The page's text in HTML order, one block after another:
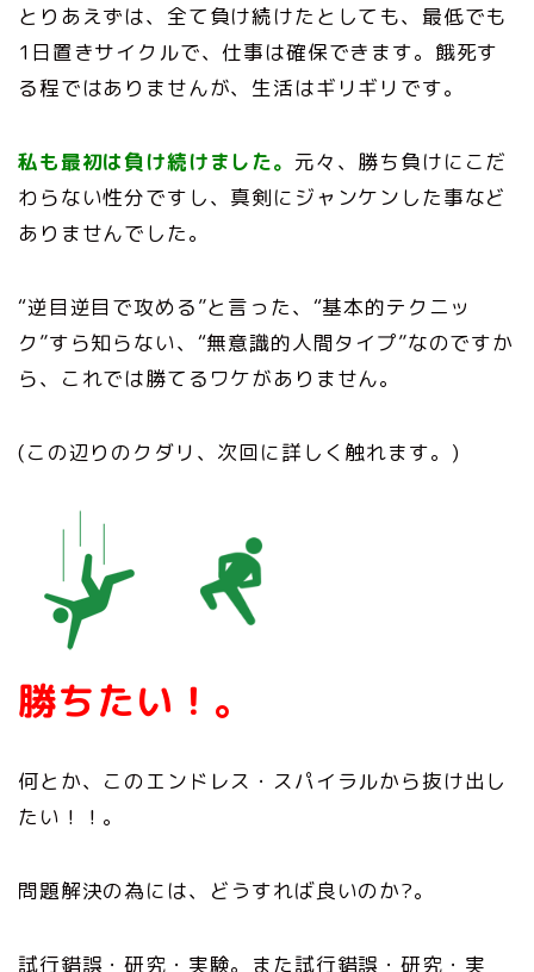
とりあえずは、全て負け続けたとしても、最低でも
1日置きサイクルで、仕事は確保できます。餓死す
る程ではありませんが、生活はギリギリです。
私も最初は負け続けました。 元々、勝ち負けにこだ
わらない性分ですし、真剣にジャンケンした事など
ありませんでした。
“逆目逆目で攻める”と言った、“基本的テクニッ
ク”すら知らない、“無意識的人間タイプ”なのですか
ら、これでは勝てるワケがありません。
(この辺りのクダリ、次回に詳しく触れます。)
勝ちたい！ 。
何とか、このエンドレス・スパイラルから抜け出し
たい！！。
問題解決の為には、どうすれば良いのか?。
試行錯誤・研究・実験。また試行錯誤・研究・実